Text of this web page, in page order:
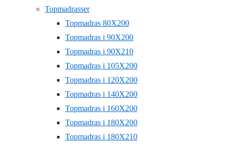
Topmadrasser
Topmadras 80X200
Topmadras i 90X200
Topmadras i 90X210
Topmadras i 105X200
Topmadras i 120X200
Topmadras i 140X200
Topmadras i 160X200
Topmadras i 180X200
Topmadras i 180X210